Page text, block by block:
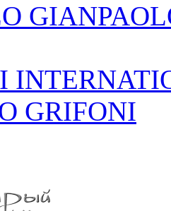
GRIFONI